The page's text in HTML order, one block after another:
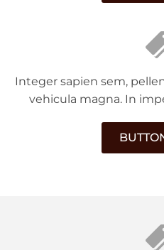
Integer sapien sem,
vehicula magna. In